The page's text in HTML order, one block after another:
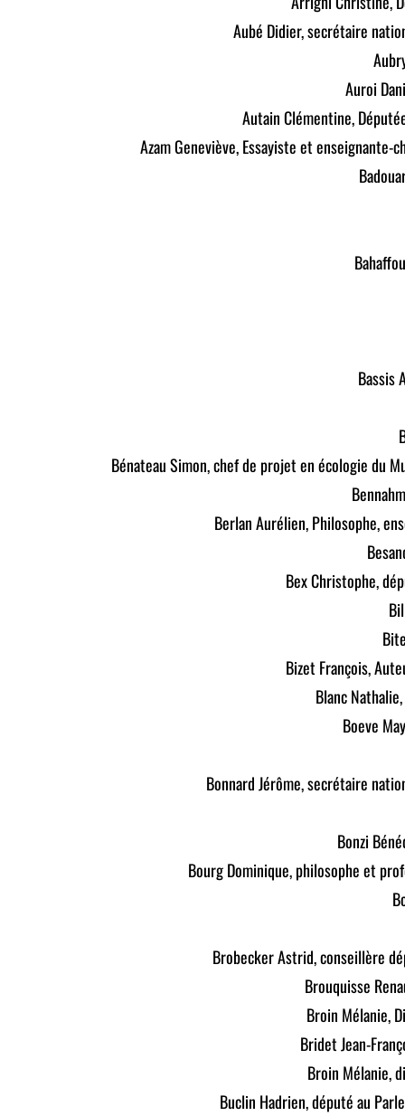
Aubé Didier, secrétaire
Auroi
Autain Clémentine,
Azam Geneviève, Essayiste et enseignante-
Bassis
Bénateau Simon, chef de projet en écologie du
Berlan Aurélien, Philosophe,
Bex Christophe,
Bizet François,
Blanc
Boeve
Bonnard Jérôme, secrétaire
Bonzi
Bourg Dominique, philosophe et
Brobecker Astrid, conseillère
Brouquisse
Broin Mélanie,
Bridet Jean-
Broin Mélanie,
Buclin Hadrien, député au